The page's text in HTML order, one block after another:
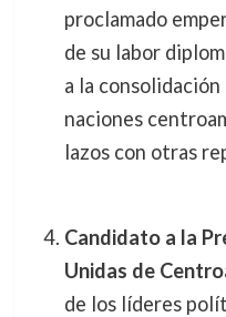
proclamado
de su labor
a la
naciones
lazos con otras
Candidato a la
Unidas de
de los líderes